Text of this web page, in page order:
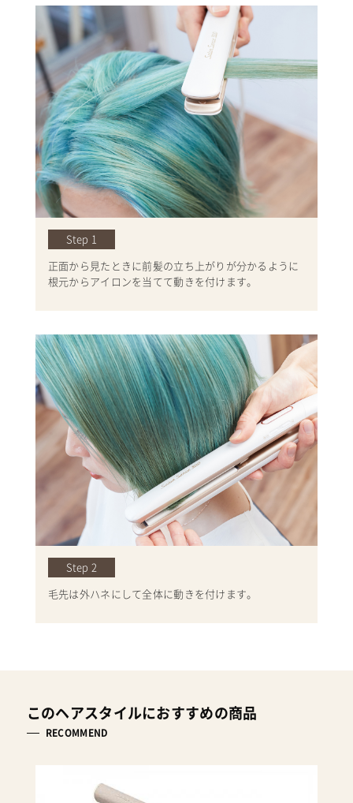
Step 1
正面から見たときに前髪の立ち上がりが分かるように
根元からアイロンを当てて動きを付けます。
Step 2
毛先は外ハネにして全体に動きを付けます。
このヘアスタイルにおすすめの商品
RECOMMEND